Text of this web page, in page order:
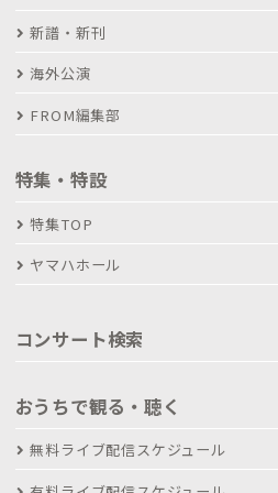
新譜・新刊
海外公演
FROM編集部
特集・特設
特集TOP
ヤマハホール
コンサート検索
おうちで観る・聴く
無料ライブ配信スケジュール